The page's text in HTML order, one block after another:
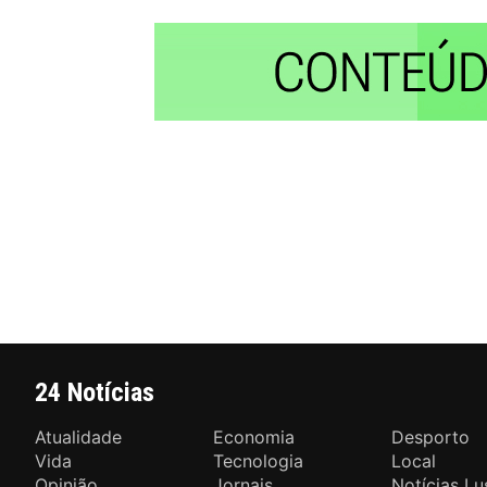
24 Notícias
Atualidade Economia
Desporto
Vida
Tecnologia
Local